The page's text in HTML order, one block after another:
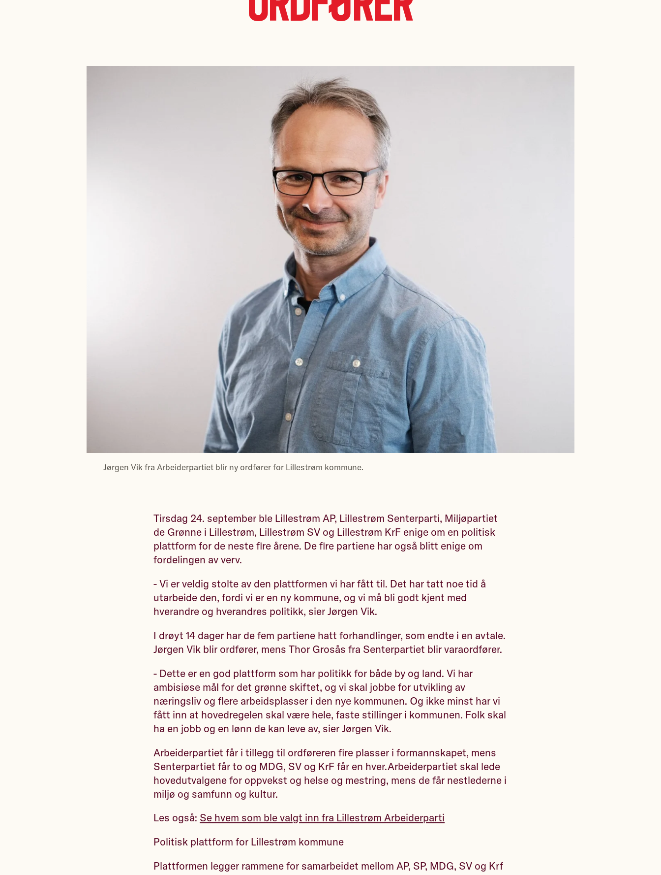
Jørgen Vik fra Arbeiderpartiet blir ny ordfører for Lillestrøm kommune.
Tirsdag 24. september ble Lillestrøm AP, Lillestrøm Senterparti, Miljøpartiet
de Grønne i Lillestrøm, Lillestrøm SV og Lillestrøm KrF enige om en politisk
plattform for de neste fire årene. De fire partiene har også blitt enige om
fordelingen av verv.
- Vi er veldig stolte av den plattformen vi har fått til. Det har tatt noe tid å
utarbeide den, fordi vi er en ny kommune, og vi må bli godt kjent med
hverandre og hverandres politikk, sier Jørgen Vik.
I drøyt 14 dager har de fem partiene hatt forhandlinger, som endte i en avtale.
Jørgen Vik blir ordfører, mens Thor Grosås fra Senterpartiet blir varaordfører.
- Dette er en god plattform som har politikk for både by og land. Vi har
ambisiøse mål for det grønne skiftet, og vi skal jobbe for utvikling av
næringsliv og flere arbeidsplasser i den nye kommunen. Og ikke minst har vi
fått inn at hovedregelen skal være hele, faste stillinger i kommunen. Folk skal
ha en jobb og en lønn de kan leve av, sier Jørgen Vik.
Arbeiderpartiet får i tillegg til ordføreren fire plasser i formannskapet, mens
Senterpartiet får to og MDG, SV og KrF får en hver.Arbeiderpartiet skal lede
hovedutvalgene for oppvekst og helse og mestring, mens de får nestlederne i
miljø og samfunn og kultur.
Les også: Se hvem som ble valgt inn fra Lillestrøm Arbeiderparti
Politisk plattform for Lillestrøm kommune
Plattformen legger rammene for samarbeidet mellom AP, SP, MDG, SV og Krf